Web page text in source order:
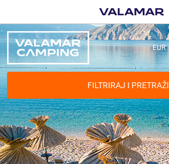
FILTRIRAJ I PRETRAŽI